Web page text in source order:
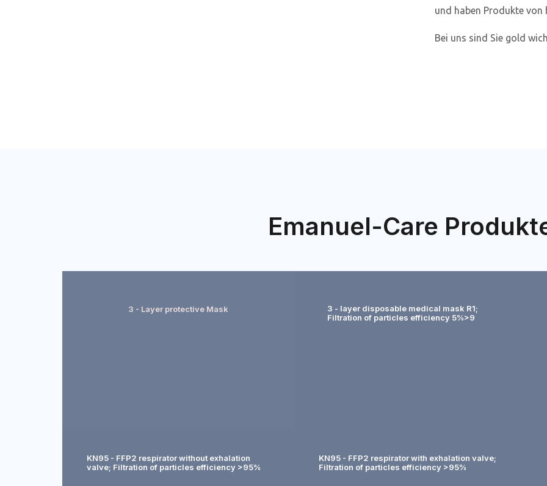
und haben Produkte
Bei uns sind Sie gold
Emanuel-Care
3 - Layer protective Mask
3 - layer disposable medical mask R1;
Filtration of particles efficiency 5%>9
KN95 - FFP2 respirator without exhalation
valve; Filtration of particles efficiency >95%
KN95 - FFP2 respirator with exhalation valve;
Filtration of particles efficiency >95%